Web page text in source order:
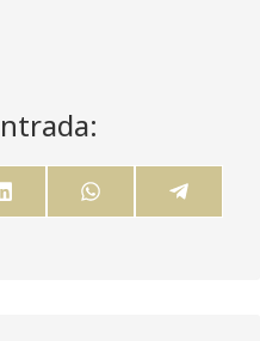
Share
on
L
i
Share
on
W
h
Share
on
e